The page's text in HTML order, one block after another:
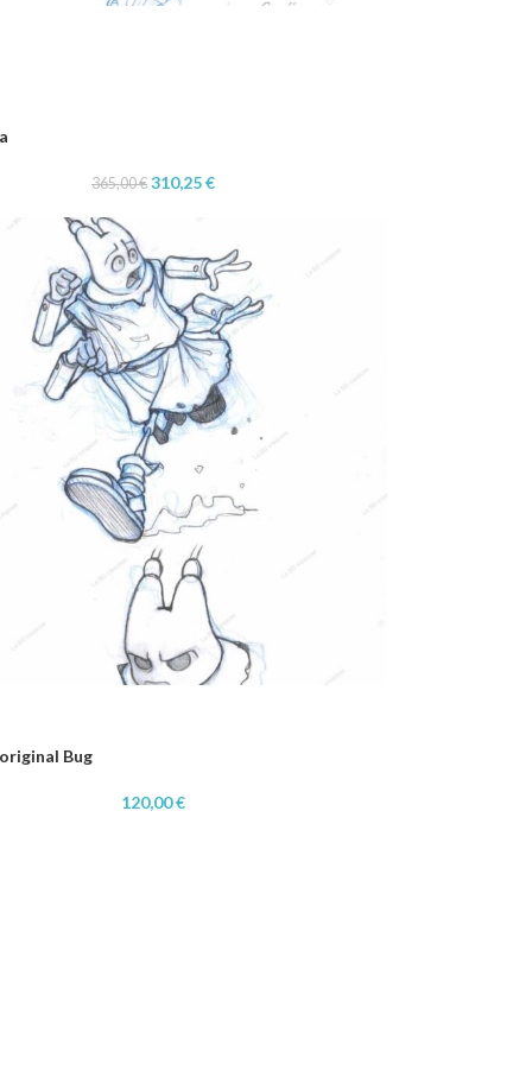
365,00€ 310,25€
Bug
120,00€